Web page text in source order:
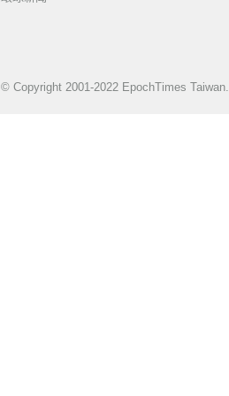
© Copyright 2001-2022 EpochTimes Taiwan.